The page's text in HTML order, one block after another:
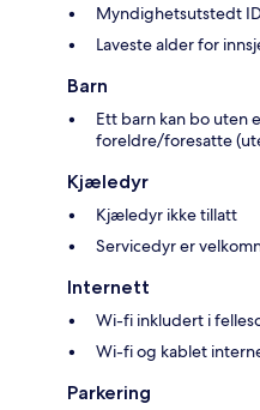
Myndighetsutstedt
Laveste alder for
Barn
Ett barn kan bo uten
foreldre/foresatte
Kjæledyr
Kjæledyr ikke tillatt
Servicedyr er
Internett
Wi-fi inkludert i
Wi-fi og kablet
Parkering